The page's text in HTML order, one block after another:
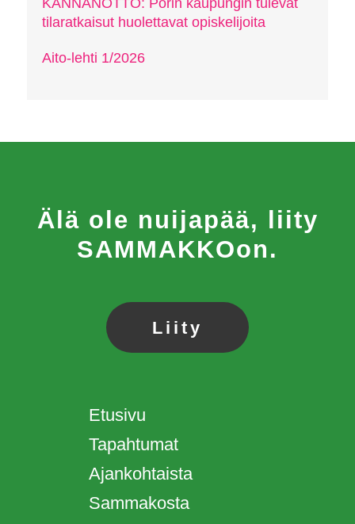
KANNANOTTO: Porin kaupungin tulevat
tilaratkaisut huolettavat opiskelijoita
Aito-lehti 1/2026
Älä ole nuijapää, liity
SAMMAKKOon.
Liity
Etusivu
Tapahtumat
Ajankohtaista
Sammakosta